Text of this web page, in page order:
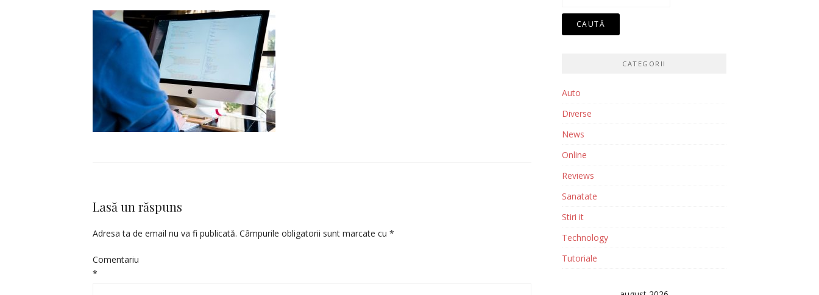
Lasă un răspuns
Adresa ta de email nu va fi publicată. Câmpurile obligatorii sunt marcate cu *
Comentariu
*
CATEGORII
Auto
Diverse
News
Online
Reviews
Sanatate
Stiri it
Technology
Tutoriale